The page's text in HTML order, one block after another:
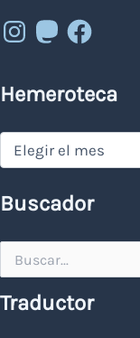
Instagram
MastodonFacebook
Hemeroteca
Hemeroteca
Buscador
por:
Traductor